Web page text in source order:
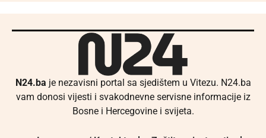
N24.ba je nezavisni portal sa sjedištem u Vitezu. N24.ba
vam donosi vijesti i svakodnevne servisne informacije iz
Bosne i Hercegovine i svijeta.